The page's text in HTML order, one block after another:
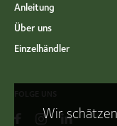
Anleitung
Über uns
Einzelhändler
Wir